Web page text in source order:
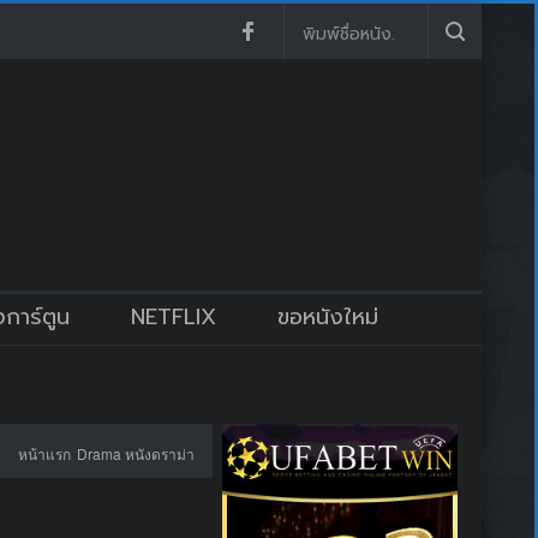
าร์ตูน NETFLIX ขอหนังใหม่
หน้าแรก Drama หนังดราม่า